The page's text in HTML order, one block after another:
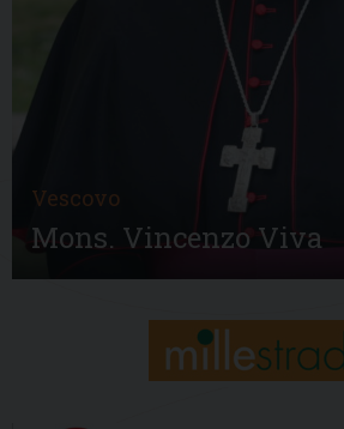
Vescovo
Mons. Vincenzo Viva